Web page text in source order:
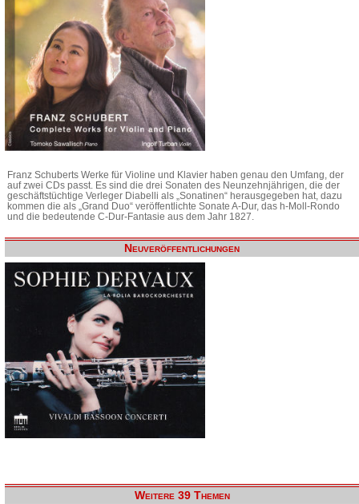
Franz Schuberts Werke für Violine und Klavier haben genau den Umfang, der
auf zwei CDs passt. Es sind die drei Sonaten des Neunzehnjährigen, die der
geschäftstüchtige Verleger Diabelli als „Sonatinen“ herausgegeben hat, dazu
kommen die als „Grand Duo“ veröffentlichte Sonate A-Dur, das h-Moll-Rondo
und die bedeutende C-Dur-Fantasie aus dem Jahr 1827.
Neuveröffentlichungen
Weitere 39 Themen